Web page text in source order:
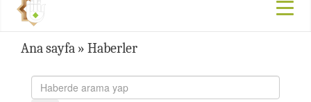
Ana sayfa » Haberler